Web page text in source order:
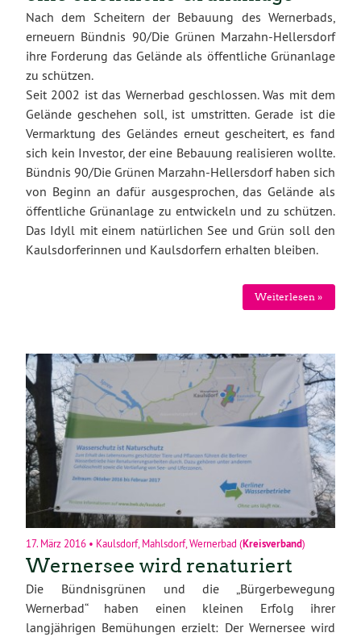
Nach dem Scheitern der Bebauung des Wernerbads,
erneuern Bündnis 90/Die Grünen Marzahn-Hellersdorf
ihre Forderung das Gelände als öffentliche Grünanlage
zu schützen.
Seit 2002 ist das Wernerbad geschlossen. Was mit dem
Gelände geschehen soll, ist umstritten. Gerade ist die
Vermarktung des Geländes erneut gescheitert, es fand
sich kein Investor, der eine Bebauung realisieren wollte.
Bündnis 90/Die Grünen Marzahn-Hellersdorf haben sich
von Beginn an dafür ausgesprochen, das Gelände als
öffentliche Grünanlage zu entwickeln und zu schützen.
Das Idyll mit einem natürlichen See und Grün soll den
Kaulsdorferinnen und Kaulsdorfern erhalten bleiben.
Weiterlesen »
17. März 2016 • Kaulsdorf, Mahlsdorf, Wernerbad (Kreisverband)
Wernersee wird renaturiert
Die Bündnisgrünen und die „Bürgerbewegung
Wernerbad“ haben einen kleinen Erfolg ihrer
langjährigen Bemühungen erzielt: Der Wernersee wird